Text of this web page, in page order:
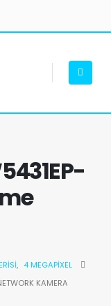
, 4 MEGAPIXEL
KAMERA